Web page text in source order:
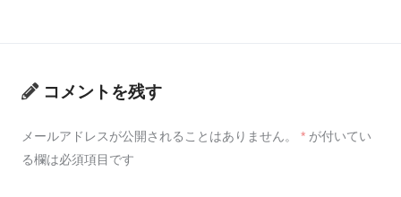
コメントを残す
メールアドレスが公開されることはありません。 * が付いてい
る欄は必須項目です